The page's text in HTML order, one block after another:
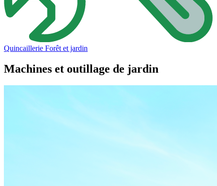
Quincaillerie Forêt et jardin
Machines et outillage de jardin